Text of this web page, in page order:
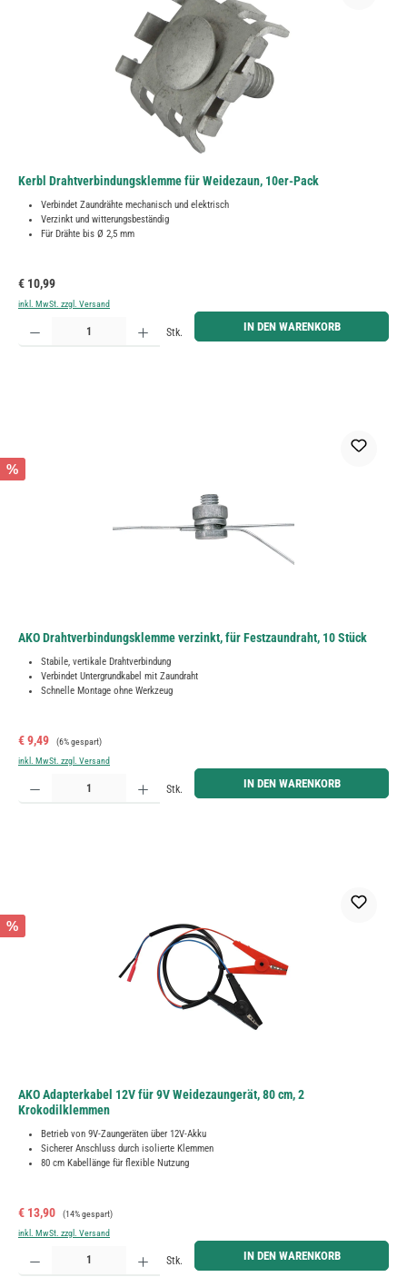
Kerbl Drahtverbindungsklemme für Weidezaun, 10er-Pack
Verbindet Zaundrähte mechanisch und elektrisch
Verzinkt und witterungsbeständig
Für Drähte bis Ø 2,5 mm
Regulärer Preis:
€ 10,99
inkl. MwSt. zzgl. Versand
Produkt Anzahl: Gib den gewünschten Wert ein oder benutze die Schaltflächen um die Anzahl zu
Stk. IN DEN WARENKORB
%
AKO Drahtverbindungsklemme verzinkt, für Festzaundraht, 10 Stück
Stabile, vertikale Drahtverbindung
Verbindet Untergrundkabel mit Zaundraht
Schnelle Montage ohne Werkzeug
Verkaufspreis:
€ 9,49 Regulärer Preis:
(6% gespart)
inkl. MwSt. zzgl. Versand
Produkt Anzahl: Gib den gewünschten Wert ein oder benutze die Schaltflächen um die Anzahl zu
Stk. IN DEN WARENKORB
%
AKO Adapterkabel 12V für 9V Weidezaungerät, 80 cm, 2
Krokodilklemmen
Betrieb von 9V-Zaungeräten über 12V-Akku
Sicherer Anschluss durch isolierte Klemmen
80 cm Kabellänge für flexible Nutzung
Verkaufspreis:
€ 13,90 Regulärer Preis:
(14% gespart)
inkl. MwSt. zzgl. Versand
Produkt Anzahl: Gib den gewünschten Wert ein oder benutze die Schaltflächen um die Anzahl zu
Stk. IN DEN WARENKORB